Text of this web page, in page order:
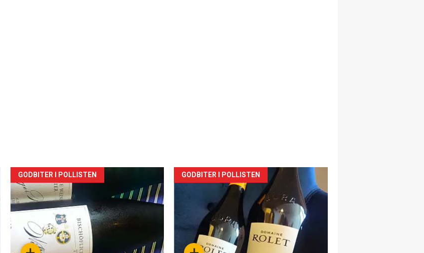
Forsiden
akkurat
nå
GODBITER I POLLISTEN
Forsiden
akkurat
nå
GODBITER I POLLISTEN